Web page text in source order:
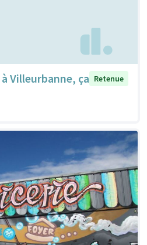
Villeurbanne, ça Retenue